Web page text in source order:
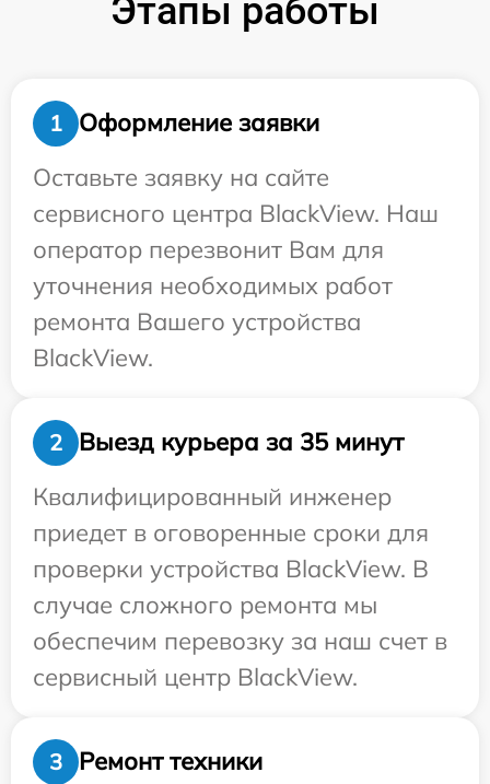
Этапы работы
1
Оформление заявки
Оставьте заявку на сайте
сервисного центра BlackView. Наш
оператор перезвонит Вам для
уточнения необходимых работ
ремонта Вашего устройства
BlackView.
2
Выезд курьера за 35 минут
Квалифицированный инженер
приедет в оговоренные сроки для
проверки устройства BlackView. В
случае сложного ремонта мы
обеспечим перевозку за наш счет в
сервисный центр BlackView.
3 Ремонт техники